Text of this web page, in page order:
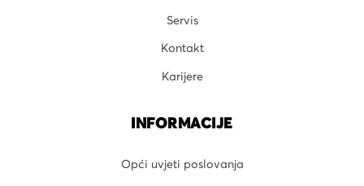
Servis
Kontakt
Karijere
INFORMACIJE
Opći uvjeti poslovanja